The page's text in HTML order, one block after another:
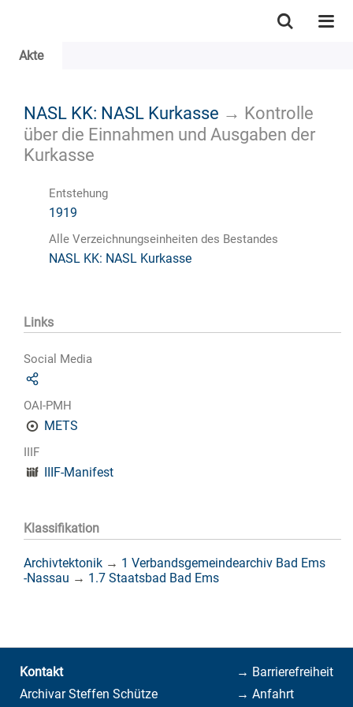
Akte
NASL KK: NASL Kurkasse → Kontrolle
über die Einnahmen und Ausgaben der
Kurkasse
Entstehung
1919
Alle Verzeichnungseinheiten des Bestandes
NASL KK: NASL Kurkasse
Links
Social Media
OAI-PMH
METS
IIIF
IIIF-Manifest
Klassifikation
Archivtektonik → 1 Verbandsgemeindearchiv Bad Ems
-Nassau → 1.7 Staatsbad Bad Ems
→ Barrierefreiheit
→ Anfahrt
Kontakt
Archivar Steffen Schütze